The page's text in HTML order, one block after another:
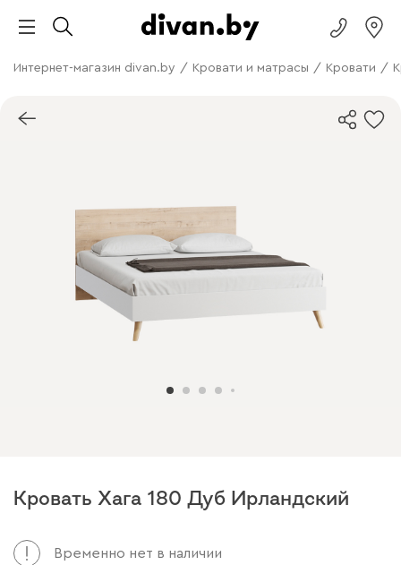
Интернет-магазин divan.by / Кровати и матрасы / Кровати /
Кровать Хага 180 Дуб Ирландский
Временно нет в наличии